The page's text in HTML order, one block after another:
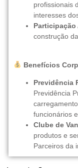
profissionais
interesses
Participação
construção
Benefícios
Previdência
Previdência
funcionários
Clube de
produtos e
Parceiros da